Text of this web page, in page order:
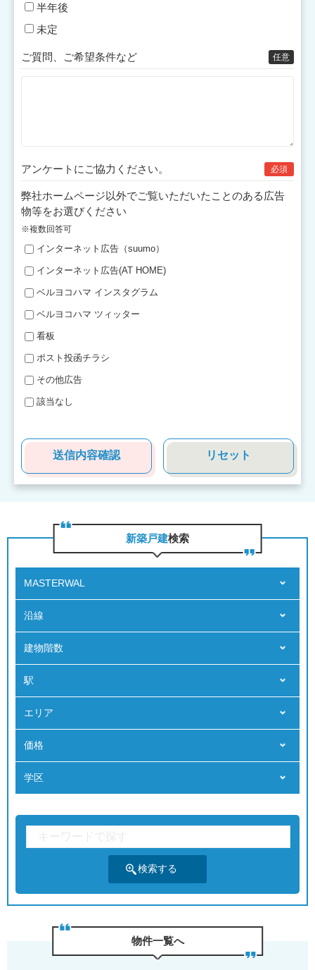
半年後
未定
ご質問、ご希望条件など 任意
アンケートにご協力 ください。 必須
弊社ホームページ以外でご覧いただいたことのある広告
物等をお選びください
※複数回答可
インターネット広告（suumo）
インターネット広告(AT HOME)
ベルヨコハマ インスタグラム
ベルヨコハマ ツィッター
看板
ポスト投函チラシ
その他広告
該当なし
新築戸建検索
MASTERWAL
沿線
建物階数
駅
エリア
価格
学区
物件⼀覧へ